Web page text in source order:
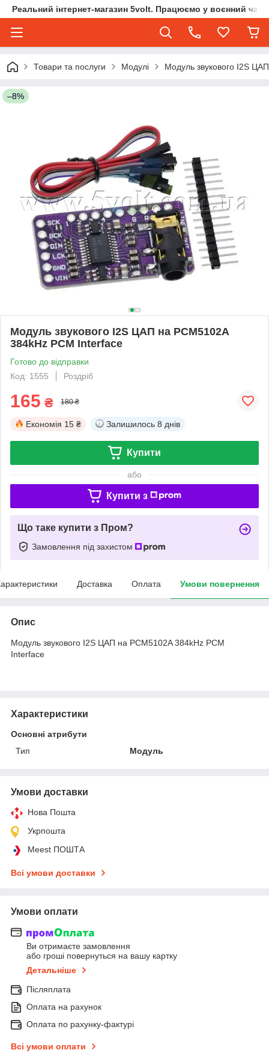
Реальний інтернет-магазин 5volt. Працюємо у воєнний
Товари та послуги Модулі Модуль звукового I2S
–8%
Модуль звукового I2S ЦАП на PCM5102A
384kHz PCM Interface
Готово до відправки
Код: 1555
Роздріб
165 ₴ 180 ₴
Економія 15 ₴ Залишилось 8 днів
Купити
або
Купити з
Що таке купити з Пром?
Замовлення під захистом
Доставка Оплата Умови повернення
Опис
Модуль звукового I2S ЦАП на PCM5102A 384kHz PCM
Interface
Характеристики
Основні атрибути
Тип
Модуль
Умови доставки
Нова Пошта
Укрпошта
Meest ПОШТА
Всі умови доставки
Умови оплати
Ви отримаєте замовлення
або гроші повернуться на вашу картку
Детальніше
Післяплата
Оплата на рахунок
Оплата по рахунку-фактурі
Всі умови оплати